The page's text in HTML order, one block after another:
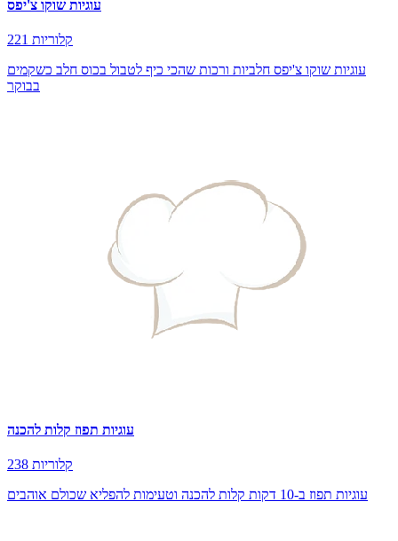
עוגיות שוקו צ'יפס
221 קלוריות
עוגיות שוקו צ'יפס חלביות ורכות שהכי כיף לטבול בכוס חלב כשקמים
בבוקר
עוגיות תפוז קלות להכנה
238 קלוריות
עוגיות תפוז ב-10 דקות קלות להכנה וטעימות להפליא שכולם אוהבים